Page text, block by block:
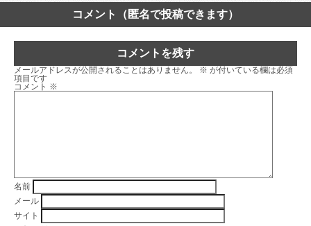
コメント（匿名で投稿できます）
コメントを残す
メールアドレスが公開されることはありません。 ※ が付いている欄は必須
項目です
コメント ※
名前
メール
サイト